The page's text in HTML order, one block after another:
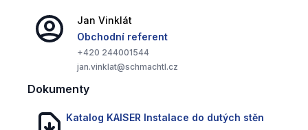
Bohaté systémové příslušenství
Široká škála příslušenství poskytuje flexibilní a
Jan Vinklát
Obchodní referent
+420 244001544
jan.vinklat@schmachtl.cz
Dokumenty
Katalog KAISER Instalace do dutých stěn